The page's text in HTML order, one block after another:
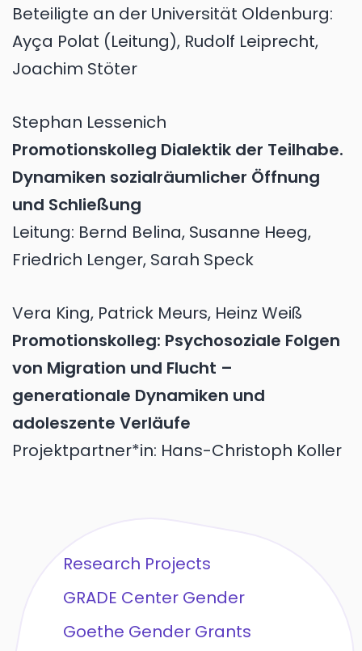
Beteiligte an der Universität Oldenburg:
Ayça Polat (Leitung), Rudolf Leiprecht,
Joachim Stöter
Stephan Lessenich
Promotionskolleg Dialektik der Teilhabe.
Dynamiken sozialräumlicher Öffnung
und Schließung
Leitung: Bernd Belina, Susanne Heeg,
Friedrich Lenger, Sarah Speck
Vera King, Patrick Meurs, Heinz Weiß
Promotionskolleg: Psychosoziale Folgen
von Migration und Flucht –
generationale Dynamiken und
adoleszente Verläufe
Projektpartner*in: Hans-Christoph Koller
Research Projects
GRADE Center Gender
Goethe Gender Grants